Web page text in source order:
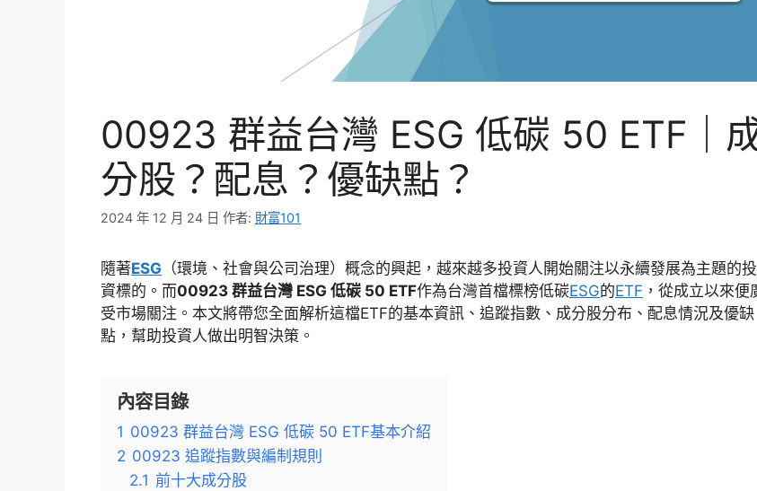
00923 群益台灣 ESG 低碳 50 ETF｜
分股？配息？優缺點？
2024 年 12 月 24 日 作者: 財富101
隨著ESG （環境、社會與公司治理）概念的興起，越來越多投資人開始關注以永續發展為主題的投
資標的。而00923 群益台灣 ESG 低碳 50 ETF作為台灣首檔標榜低碳ESG的ETF ，從成立以來便
受市場關注。本文將帶您全面解析這檔ETF的基本資訊、追蹤指數、成分股分布、配息情況及優缺
點，幫助投資人做出明智決策。
內容目錄
1 00923 群益台灣 ESG 低碳 50 ETF基本介紹
2 00923 追蹤指數與編制規則
2.1 前十大成分股